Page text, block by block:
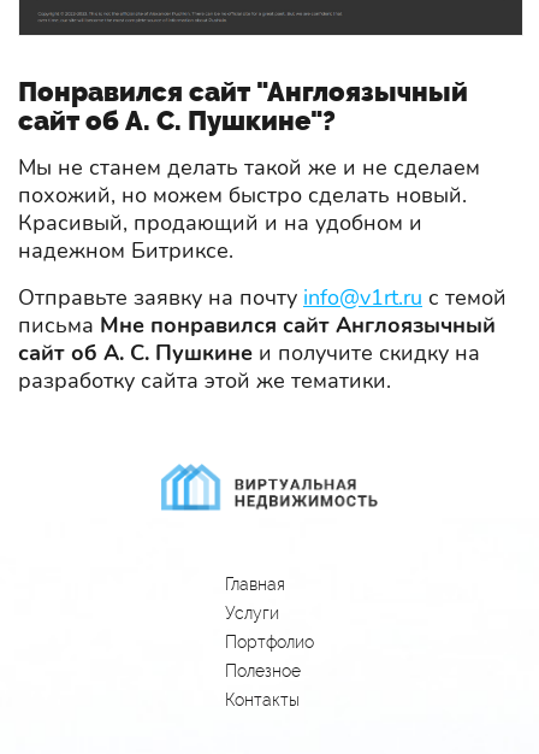
Понравился сайт "Англоязычный
сайт об А. С. Пушкине"?
Мы не станем делать такой же и не сделаем
похожий, но можем быстро сделать новый.
Красивый, продающий и на удобном и
надежном Битриксе.
Отправьте заявку на почту info@v1rt.ru с темой
письма Мне понравился сайт Англоязычный
сайт об А. С. Пушкине и получите скидку на
разработку сайта этой же тематики.
Главная
Услуги
Портфолио
Полезное
Контакты